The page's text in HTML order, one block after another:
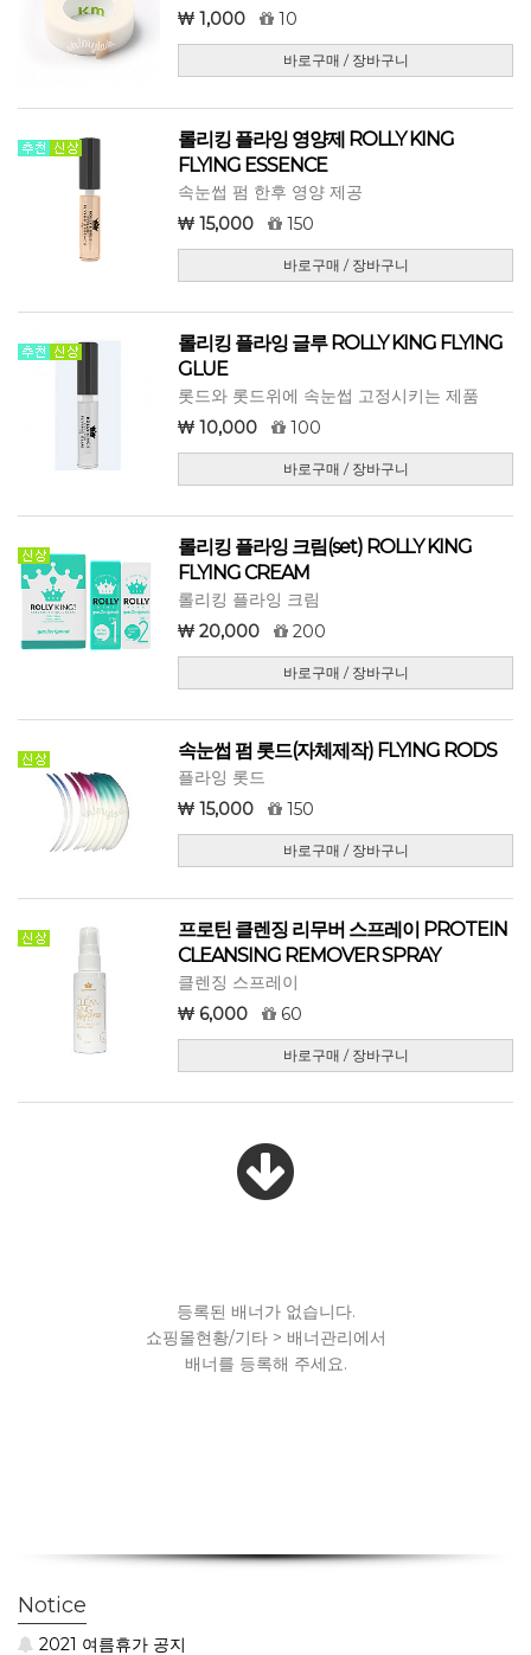
1,000
10
바로구매 / 장바구니
롤리킹 플라잉 영양제 ROLLY KING
FLYING ESSENCE
속눈썹 펌 한후 영양 제공
15,000
150
바로구매 / 장바구니
롤리킹 플라잉 글루 ROLLY KING FLYING
GLUE
롯드와 롯드위에 속눈썹 고정시키는 제품
10,000
100
바로구매 / 장바구니
롤리킹 플라잉 크림(set) ROLLY KING
FLYING CREAM
롤리킹 플라잉 크림
20,000
200
바로구매 / 장바구니
속눈썹 펌 롯드(자체제작) FLYING RODS
플라잉 롯드
15,000
150
바로구매 / 장바구니
프로틴 클렌징 리무버 스프레이 PROTEIN
CLEANSING REMOVER SPRAY
클렌징 스프레이
6,000
60
바로구매 / 장바구니
등록된 배너가 없습니다.
쇼핑몰현황/기타 > 배너관리에서
배너를 등록해 주세요.
Notice
2021 여름휴가 공지